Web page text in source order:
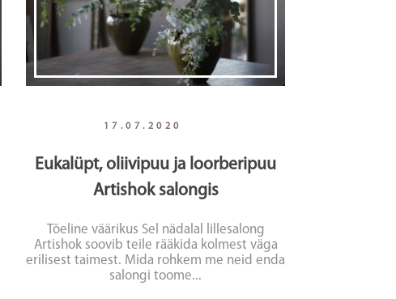
17.07.2020
Eukalüpt, oliivipuu ja loorberipuu
Artishok salongis
Tõeline väärikus Sel nädalal lillesalong
Artishok soovib teile rääkida kolmest väga
erilisest taimest. Mida rohkem me neid enda
salongi toome...